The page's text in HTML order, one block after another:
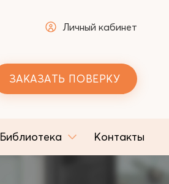
Личный кабинет
ЗАКАЗАТЬ ПОВЕРКУ
Библиотека Контакты